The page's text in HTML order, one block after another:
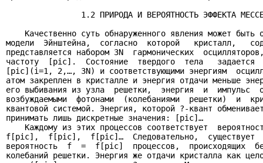
1.2 ПРИРОДА И ВЕРОЯТНОСТЬ ЭФФЕКТА
Качественно суть обнаруженного явления может быть
модели  Эйнштейна,  согласно  которой   кристалл,
представляется набором 3N  гармонических
частоту  [pic].  Состояние  твердого  тела   задается
[pic](i=1, 2,…, 3N) и соответствующими энергиям
атом закреплен в кристалле и энергия отдачи меньше
его выбивания из узла  решетки,  энергия  и  импульс
возбуждаемыми  фотонами  (колебаниями  решетки)  и
квантовой системой. Энергия, которой ?-квант
принимать лишь дискретные значения: [pic]…
Каждому из этих процессов соответствует
f[pic],  f[pic],  f[pic]…  Следовательно,  существует
вероятность  f  =  f[pic]  процессов,  происходящих
колебаний решетки. Энергия же отдачи кристалла как